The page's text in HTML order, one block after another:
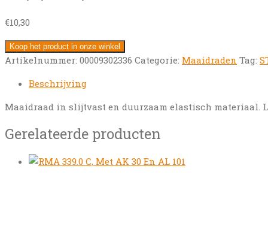
€10,30
Koop het product in onze winkel
Artikelnummer: 00009302336 Categorie: Maaidraden Tag:
Beschrijving
Maaidraad in slijtvast en duurzaam elastisch materiaal.
Gerelateerde producten